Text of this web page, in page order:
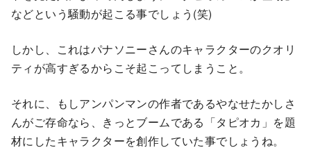
などという騒動が起こる事でしょう(笑)
しかし、これはパナソニーさんのキャラクターのクオリ
ティが高すぎるからこそ起こってしまうこと。
それに、もしアンパンマンの作者であるやなせたかしさ
んがご存命なら、きっとブームである「タピオカ」を題
材にしたキャラクターを創作していた事でしょうね。